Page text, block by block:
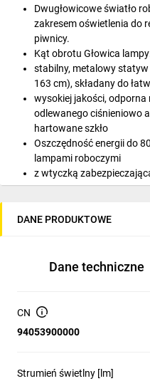
Dwugłowicowe światło
zakresem oświetlenia do
piwnicy.
Kąt obrotu Głowica
stabilny, metalowy
163 cm), składany do
wysokiej jakości,
odlewanego ciśnieniowo
hartowane szkło
Oszczędność energii do
lampami roboczymi
z wtyczką
mm²)
lampy do maks. 163 cm
DANE PRODUKTOWE
Dane techniczne
CN
94053900000
Strumień świetlny [lm]